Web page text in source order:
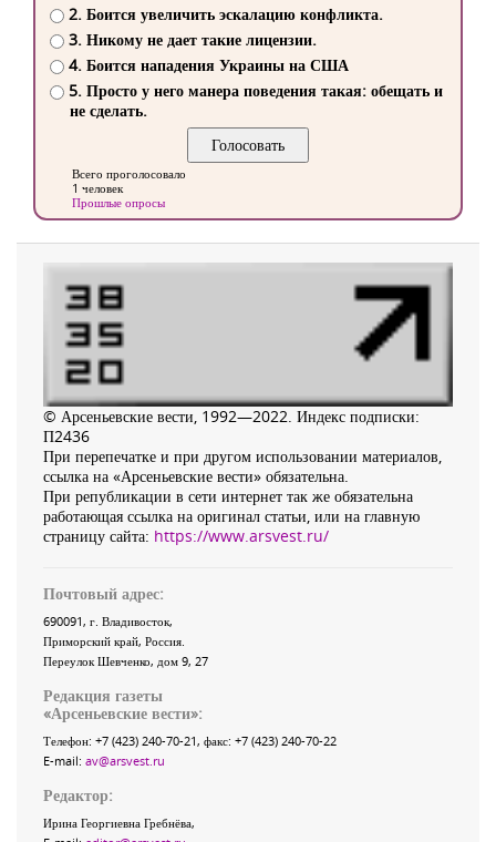
2. Боится увеличить эскалацию конфликта.
3. Никому не дает такие лицензии.
4. Боится нападения Украины на США
5. Просто у него манера поведения такая: обещать и
не сделать.
Всего проголосовало
1 человек
Прошлые опросы
© Арсеньевские вести, 1992—2022. Индекс подписки:
П2436
При перепечатке и при другом использовании материалов,
ссылка на «Арсеньевские вести» обязательна.
При републикации в сети интернет так же обязательна
работающая ссылка на оригинал статьи, или на главную
страницу сайта: https://www.arsvest.ru/
Почтовый адрес:
690091, г. Владивосток,
Приморский край, Россия.
Переулок Шевченко, дом 9, 27
Редакция газеты
«Арсеньевские вести»:
Телефон: +7 (423) 240-70-21, факс: +7 (423) 240-70-22
E-mail: av@arsvest.ru
Редактор:
Ирина Георгиевна Гребнёва,